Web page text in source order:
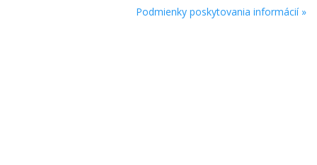
Podmienky poskytovania informácií »